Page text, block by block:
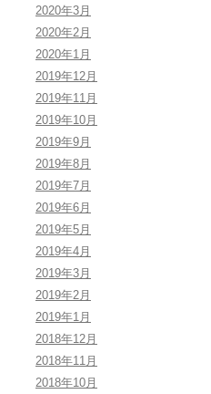
2020年3月
2020年2月
2020年1月
2019年12月
2019年11月
2019年10月
2019年9月
2019年8月
2019年7月
2019年6月
2019年5月
2019年4月
2019年3月
2019年2月
2019年1月
2018年12月
2018年11月
2018年10月